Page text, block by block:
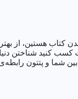
کتاب هستین، از
کسب کنید شناختن
بین شما و پتتون